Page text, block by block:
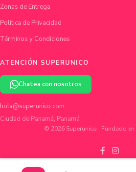
Zonas de Entrega
Política de Privacidad
Términos y Condiciones
ATENCIÓN SUPERUNICO
Chatea con nosotros
hola@superunico.com
Ciudad de Panamá, Panamá
© 2026 Superunico · Fundado